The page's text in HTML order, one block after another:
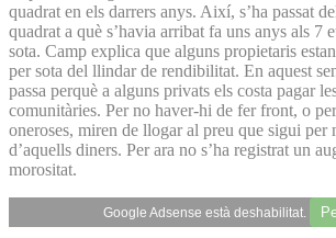
quadrat en els darrers anys. Així, s’ha passat
quadrat a què s’havia arribat fa uns anys als 7
sota. Camp explica que alguns propietaris
per sota del llindar de rendibilitat. En aquest
passa perquè a alguns privats els costa pagar
comunitàries. Per no haver-hi de fer front, o
oneroses, miren de llogar al preu que sigui per
d’aquells diners. Per ara no s’ha registrat un
morositat.
Google Adsense està deshabilitat.